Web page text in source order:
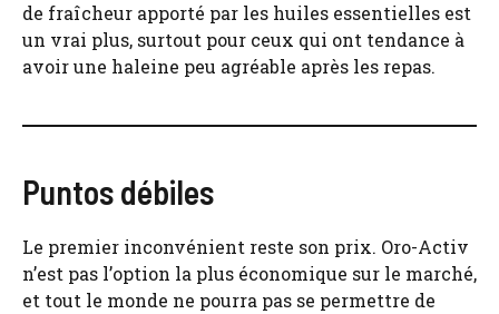
de fraîcheur apporté par les huiles essentielles est
un vrai plus, surtout pour ceux qui ont tendance à
avoir une haleine peu agréable après les repas.
Puntos débiles
Le premier inconvénient reste son prix. Oro-Activ
n’est pas l’option la plus économique sur le marché,
et tout le monde ne pourra pas se permettre de